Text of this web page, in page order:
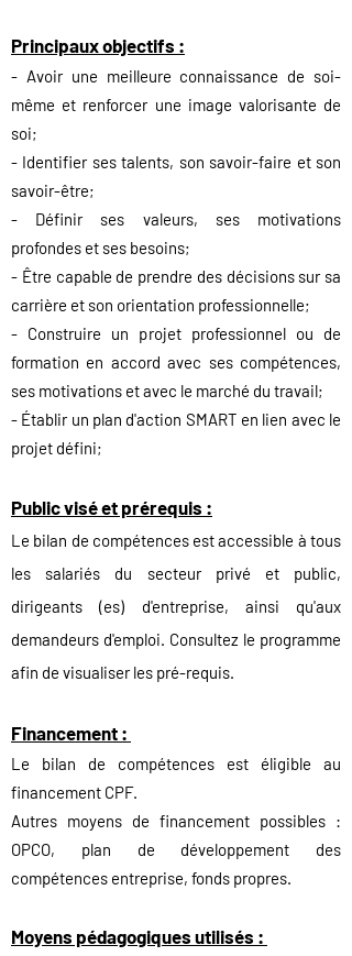
Principaux objectifs :
- Avoir une meilleure connaissance de soi-
même et renforcer une image valorisante de
soi;
- Identifier ses talents, son savoir-faire et son
savoir-être;
- Définir ses valeurs, ses motivations
profondes et ses besoins;
- Être capable de prendre des décisions sur sa
carrière et son orientation professionnelle;
- Construire un projet professionnel ou de
formation en accord avec ses compétences,
ses motivations et avec le marché du travail;
- Établir un plan d'action SMART en lien avec le
projet défini;
Public visé et prérequis :
Le bilan de compétences est accessible à tous
les salariés du secteur privé et public,
dirigeants (es) d'entreprise, ainsi qu'aux
demandeurs d'emploi. Consultez le programme
afin de visualiser les pré-requis.
Financement :
Le bilan de compétences est éligible au
financement CPF.
Autres moyens de financement possibles :
OPCO, plan de développement des
compétences entreprise, fonds propres.
Moyens pédagogiques utilisés :